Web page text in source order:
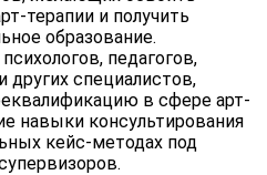
терапии и получить
образование.
педагогов,
других специалистов,
в сфере арт-
навыки консультирования
кейс-методах под